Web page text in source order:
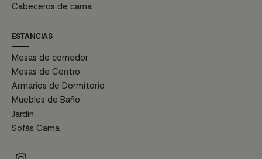
Cabeceros de cama
ESTANCIAS
Mesas de comedor
Mesas de Centro
Armarios de Dormitorio
Muebles de Baño
Jardín
Sofás Cama